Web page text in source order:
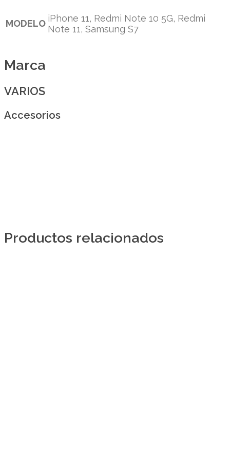
MODELO iPhone 11, Redmi Note 10 5G, Redmi
Note 11, Samsung S7
Marca
VARIOS
Accesorios
Productos relacionados